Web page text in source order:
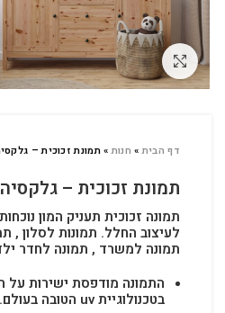
לחץ להגדלה
דף הבית» חנות»תמונת זכוכית –
תמונת זכוכית – גלקסיה
תמונה זכוכית תעניק המון
לעיצוב החלל. תמונות לסלון ,
תמונה למשרד , תמונה לחדר
בטכנולוגיית uv הטובה בעולם.